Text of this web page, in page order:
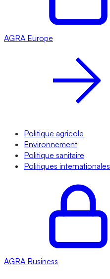
AGRA Europe
Politique agricole
Environnement
Politique sanitaire
Politiques internationales
AGRA Business